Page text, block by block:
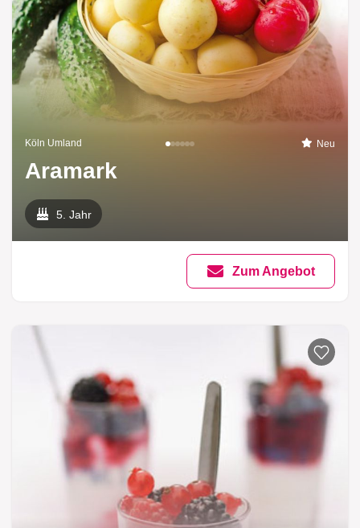
Köln Umland Neu
Aramark
5. Jahr
Zum Angebot